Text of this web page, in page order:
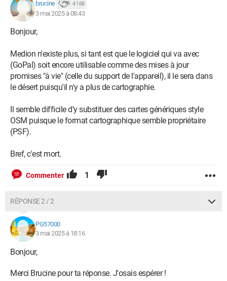
brucine 4 168
3 mai 2025 à 08:43
Bonjour,
Medion n'existe plus, si tant est que le logiciel qui va avec
(GoPal) soit encore utilisable comme des mises à jour
promises "à vie" (celle du support de l'appareil), il le sera dans
le désert puisqu'il n'y a plus de cartographie.
Il semble difficile d'y substituer des cartes génériques style
OSM puisque le format cartographique semble propriétaire
(PSF).
Bref, c'est mort.
Commenter 1
RÉPONSE 2 / 2
PG57000
3 mai 2025 à 18:16
Bonjour,
Merci Brucine pour ta réponse. J'osais espérer !